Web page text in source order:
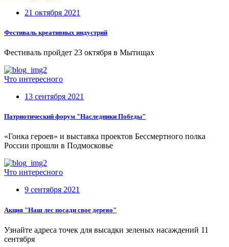
21 октября 2021
Фестиваль креативных индустрий
Фестиваль пройдет 23 октября в Мытищах
Что интересного
13 сентября 2021
Патриотический форум "Наследники Победы"
«Гонка героев» и выставка проектов Бессмертного полка
России прошли в Подмосковье
Что интересного
9 сентября 2021
Акция "Наш лес посади свое дерево"
Узнайте адреса точек для высадки зеленых насаждений 11
сентября